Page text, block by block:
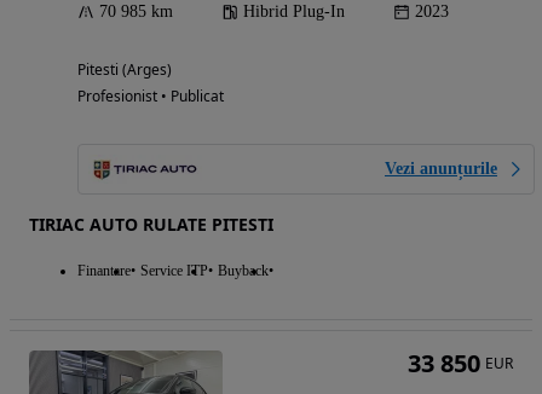
70 985 km Hibrid Plug-In 2023
Pitesti (Arges)
Profesionist • Publicat
Vezi anunțurile
TIRIAC AUTO RULATE PITESTI
Finantare Service ITP Buyback
33 850 EUR